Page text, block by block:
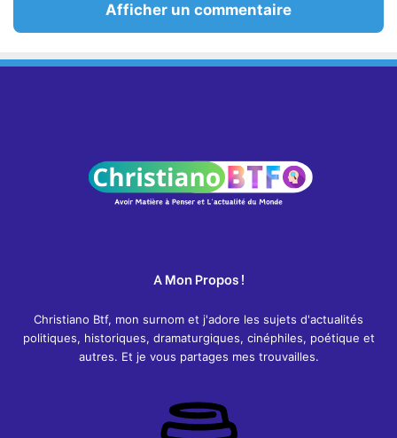
Afficher un commentaire
A Mon Propos !
Christiano Btf, mon surnom et j'adore les sujets d'actualités
politiques, historiques, dramaturgiques, cinéphiles, poétique et
autres. Et je vous partages mes trouvailles.